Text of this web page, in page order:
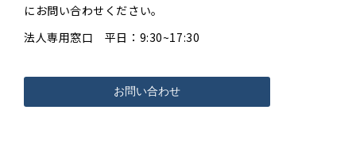
にお問い合わせください。
法人専用窓口 平日：9:30~17:30
お問い合わせ